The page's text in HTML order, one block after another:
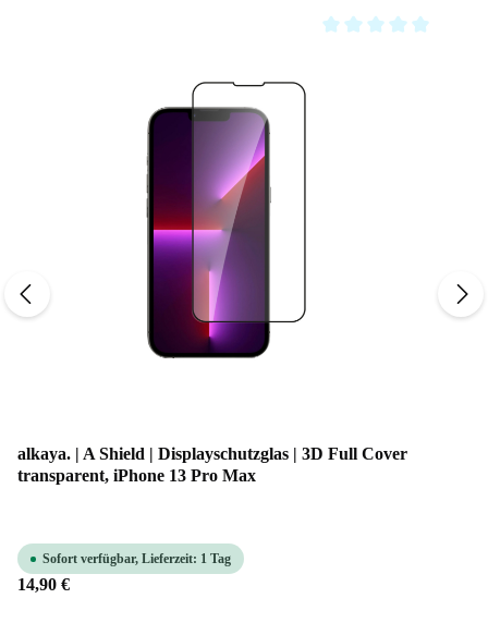
alkaya. | A Shield | Displayschutzglas | 3D Full Cover
transparent, iPhone 13 Pro Max
Sofort verfügbar, Lieferzeit: 1 Tag
14,90 €